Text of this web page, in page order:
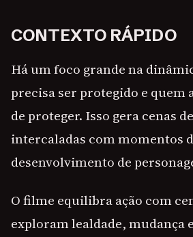
CONTEXTO RÁPIDO
Há um foco grande na
precisa ser protegido e quem
de proteger. Isso gera cenas
intercaladas com momentos
desenvolvimento de
O filme equilibra ação com
exploram lealdade, mudança